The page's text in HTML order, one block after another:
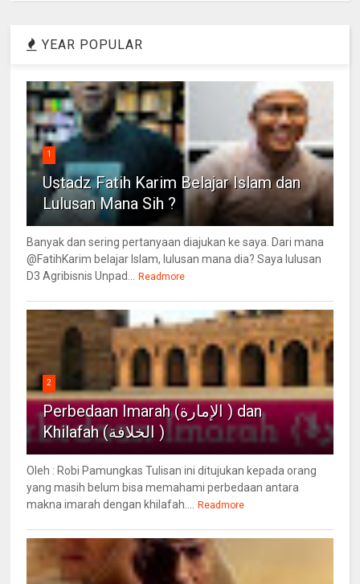
YEAR POPULAR
1
Ustadz Fatih Karim Belajar Islam dan
Lulusan Mana Sih ?
Banyak dan sering pertanyaan diajukan ke saya. Dari mana
@FatihKarim belajar Islam, lulusan mana dia? Saya lulusan
D3 Agribisnis Unpad... Readmore
2
Perbedaan Imarah (الإمارة ) dan
Khilafah (الخلافة )
Oleh : Robi Pamungkas Tulisan ini ditujukan kepada orang
yang masih belum bisa memahami perbedaan antara
makna imarah dengan khilafah.... Readmore